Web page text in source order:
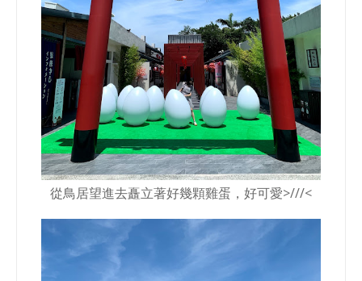
從鳥居望進去矗立著好幾顆雞蛋，好可愛>///<